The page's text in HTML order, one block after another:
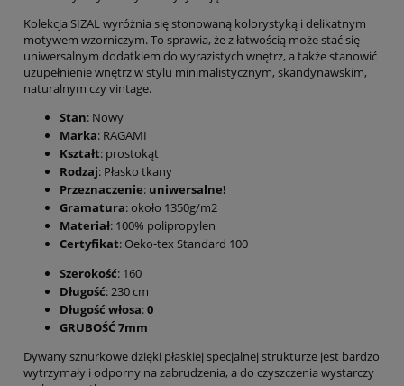
Kolekcja SIZAL wyróżnia się stonowaną kolorystyką i delikatnym
motywem wzorniczym. To sprawia, że z łatwością może stać się
uniwersalnym dodatkiem do wyrazistych wnętrz, a także stanowić
uzupełnienie wnętrz w stylu minimalistycznym, skandynawskim,
naturalnym czy vintage.
Stan: Nowy
Marka: RAGAMI
Kształt: prostokąt
Rodzaj: Płasko tkany
Przeznaczenie: uniwersalne!
Gramatura: około 1350g/m2
Materiał: 100% polipropylen
Certyfikat: Oeko-tex Standard 100
Szerokość: 160
Długość: 230 cm
Długość włosa:0
GRUBOŚĆ 7mm
Dywany sznurkowe dzięki płaskiej specjalnej strukturze jest bardzo
wytrzymały i odporny na zabrudzenia, a do czyszczenia wystarczy